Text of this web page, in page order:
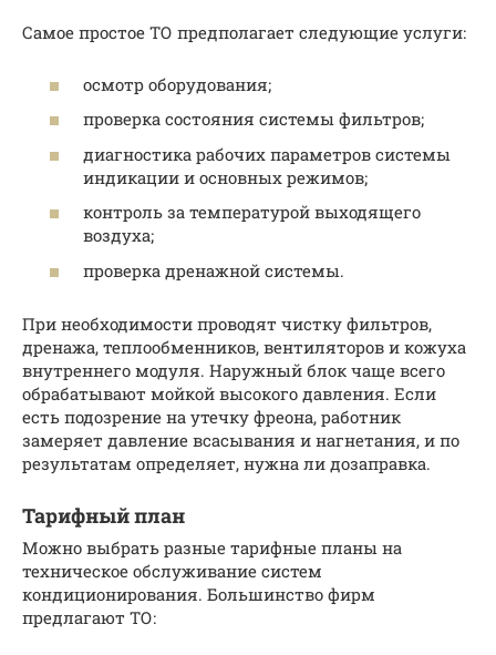
Самое простое ТО предполагает следующие услуги:
осмотр оборудования;
проверка состояния системы фильтров;
диагностика рабочих параметров системы
индикации и основных режимов;
контроль за температурой выходящего
воздуха;
проверка дренажной системы.
При необходимости проводят чистку фильтров,
дренажа, теплообменников, вентиляторов и кожуха
внутреннего модуля. Наружный блок чаще всего
обрабатывают мойкой высокого давления. Если
есть подозрение на утечку фреона, работник
замеряет давление всасывания и нагнетания, и по
результатам определяет, нужна ли дозаправка.
Тарифный план
Можно выбрать разные тарифные планы на
техническое обслуживание систем
кондиционирования. Большинство фирм
предлагают ТО: